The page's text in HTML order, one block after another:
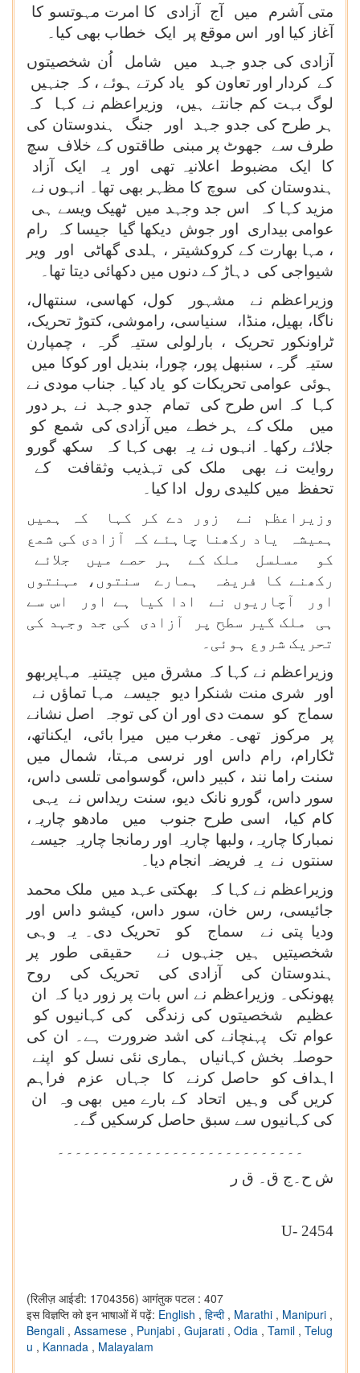
متی آشرم میں آج آزادی کا امرت مہوتسو کا
آغاز کیا اور اس موقع پر ایک خطاب بھی کیا۔
آزادی کی جدو جہد میں شامل اُن شخصیتوں
کے کردار اور تعاون کو یاد کرتے ہوئے ، کہ جنہیں
لوگ بہت کم جانتے ہیں، وزیراعظم نے کہا کہ
ہر طرح کی جدو جہد اور جنگ ہندوستان کی
طرف سے جھوٹ پر مبنی طاقتوں کے خلاف سچ
کا ایک مضبوط اعلانیہ تھی اور یہ ایک آزاد
ہندوستان کی سوچ کا مظہر بھی تھا۔ انہوں نے
مزید کہا کہ اس جد وجہد میں ٹھیک ویسے ہی
عوامی بیداری اور جوش دیکھا گیا جیسا کہ رام
، مہا بھارت کے کروکشیتر ، ہلدی گھاٹی اور ویر
شیواجی کی دہاڑ کے دنوں میں دکھائی دیتا تھا۔
وزیراعظم نے مشہور کول، کھاسی، سنتھال،
ناگا، بھیل، منڈا، سنیاسی، راموشی، کتوڑ تحریک،
ٹراونکور تحریک ، بارلولی ستیہ گرہ ، چمپارن
ستیہ گرہ، سنبھل پور، چورا، بندیل اور کوکا میں
ہوئی عوامی تحریکات کو یاد کیا۔ جناب مودی نے
کہا کہ اس طرح کی تمام جدو جہد نے ہر دور
میں ملک کے ہر خطے میں آزادی کی شمع کو
جلائے رکھا۔ انہوں نے یہ بھی کہا کہ سکھ گورو
روایت نے بھی ملک کی تہذیب وثقافت کے
تحفظ میں کلیدی رول ادا کیا۔
وزیراعظم نے زور دے کر کہا کہ ہمیں
ہمیشہ یاد رکھنا چاہئے کہ آزادی کی شمع
کو مسلسل ملک کے ہر حصے میں جلائے
رکھنے کا فریضہ ہمارے سنتوں، مہنتوں
اور آچاریوں نے ادا کیا ہے اور اس سے
ہی ملک گیر سطح پر آزادی کی جد وجہد کی
تحریک شروع ہوئی۔
وزیراعظم نے کہا کہ مشرق میں چیتنیہ مہاپربھو
اور شری منت شنکرا دیو جیسے مہا تماؤں نے
سماج کو سمت دی اور ان کی توجہ اصل نشانے
پر مرکوز تھی۔ مغرب میں میرا بائی، ایکناتھ،
ٹکارام، رام داس اور نرسی مہتا، شمال میں
سنت راما نند ، کبیر داس، گوسوامی تلسی داس،
سور داس، گورو نانک دیو، سنت ریداس نے یہی
کام کیا، اسی طرح جنوب میں مادھو چاریہ،
نمبارکا چاریہ، ولبھا چاریہ اور رمانجا چاریہ جیسے
سنتوں نے یہ فریضہ انجام دیا۔
وزیراعظم نے کہا کہ بھکتی عہد میں ملک محمد
جائیسی، رس خان، سور داس، کیشو داس اور
ودیا پتی نے سماج کو تحریک دی۔ یہ وہی
شخصیتیں ہیں جنہوں نے حقیقی طور پر
ہندوستان کی آزادی کی تحریک کی روح
پھونکی۔ وزیراعظم نے اس بات پر زور دیا کہ ان
عظیم شخصیتوں کی زندگی کی کہانیوں کو
عوام تک پہنچانے کی اشد ضرورت ہے۔ ان کی
حوصلہ بخش کہانیاں ہماری نئی نسل کو اپنے
اہداف کو حاصل کرنے کا جہاں عزم فراہم
کریں گی وہیں اتحاد کے بارے میں بھی وہ ان
کی کہانیوں سے سبق حاصل کرسکیں گے۔
۔۔۔۔۔۔۔۔۔۔۔۔۔۔۔۔۔۔۔۔۔۔۔۔۔۔۔۔
ش ح۔ج ق۔ ق ر
54
U- 24
(रिलीज़ आईडी: 1704356) आगंतुक पटल : 407
इस विज्ञप्ति को इन भाषाओं में पढ़ें: English , हिन्दी , Marathi , Manipuri ,
Bengali , Assamese , Punjabi , Gujarati , Odia , Tamil , Telug
u , Kannada , Malayalam